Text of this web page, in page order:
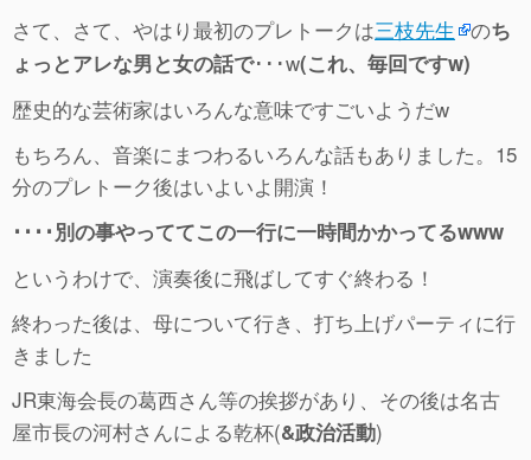
さて、さて、やはり最初のプレトークは三枝先生 のち
ょっとアレな男と女の話で･･･w(これ、毎回ですw)
歴史的な芸術家はいろんな意味ですごいようだw
もちろん、音楽にまつわるいろんな話もありました。15
分のプレトーク後はいよいよ開演！
････別の事やっててこの一行に一時間かかってるwww
というわけで、演奏後に飛ばしてすぐ終わる！
終わった後は、母について行き、打ち上げパーティに行
きました
JR東海会長の葛西さん等の挨拶があり、その後は名古
屋市長の河村さんによる乾杯(&政治活動)